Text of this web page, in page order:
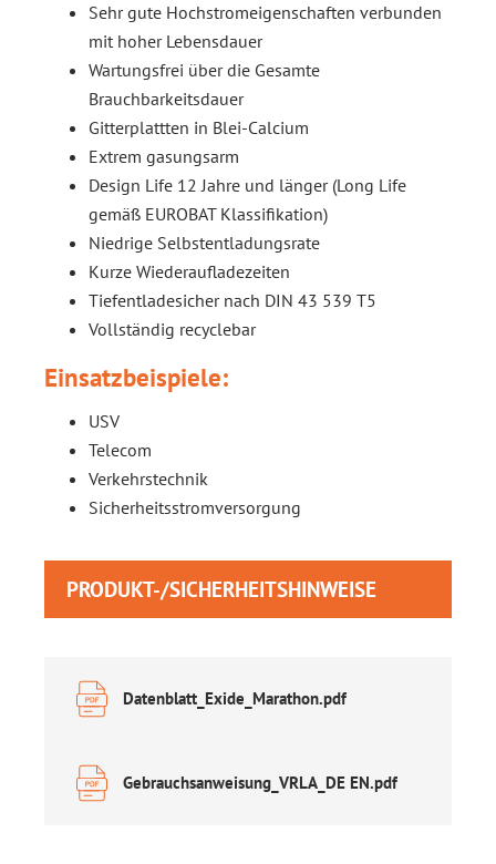
Sehr gute Hochstromeigenschaften verbunden
mit hoher Lebensdauer
Wartungsfrei über die Gesamte
Brauchbarkeitsdauer
Gitterplattten in Blei-Calcium
Extrem gasungsarm
Design Life 12 Jahre und länger (Long Life
gemäß EUROBAT Klassifikation)
Niedrige Selbstentladungsrate
Kurze Wiederaufladezeiten
Tiefentladesicher nach DIN 43 539 T5
Vollständig recyclebar
Einsatzbeispiele:
USV
Telecom
Verkehrstechnik
Sicherheitsstromversorgung
PRODUKT-/SICHERHEITSHINWEISE
Datenblatt_Exide_Marathon.pdf
Gebrauchsanweisung_VRLA_DE EN.pdf